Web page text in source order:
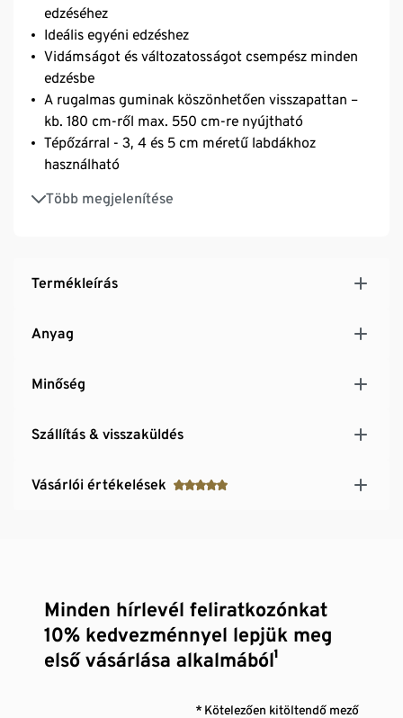
edzéséhez
Ideális egyéni edzéshez
Vidámságot és változatosságot csempész minden
edzésbe
A rugalmas guminak köszönhetően visszapattan –
kb. 180 cm-ről max. 550 cm-re nyújtható
Tépőzárral - 3, 4 és 5 cm méretű labdákhoz
használható
Több megjelenítése
Állítható hosszúságú, kényelmes neoprén deréköv -
kb. 65–95 cm
Termékleírás
Anyag
Minőség
Szállítás & visszaküldés
Vásárlói értékelések
Minden hírlevél feliratkozónkat
10% kedvezménnyel lepjük meg
első vásárlása alkalmából¹
* Kötelezően kitöltendő mező